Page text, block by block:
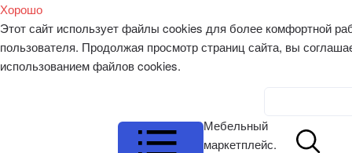
Хорошо
Этот сайт использует файлы cookies для более комфортной
пользователя. Продолжая просмотр страниц сайта, вы
использованием файлов cookies.
Мебельный
маркетплейс.